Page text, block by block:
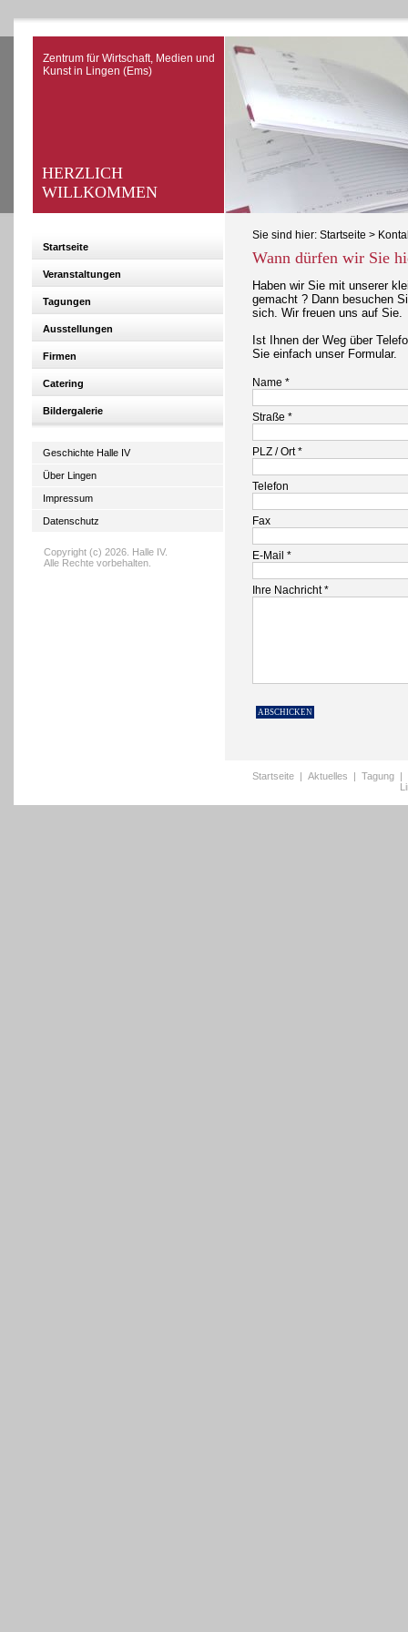
Zentrum für Wirtschaft, Medien und
Kunst in Lingen (Ems)
HERZLICH
WILLKOMMEN
Startseite
Veranstaltungen
Tagungen
Ausstellungen
Firmen
Catering
Bildergalerie
Geschichte Halle IV
Über Lingen
Impressum
Datenschutz
Copyright (c) 2026. Halle IV.
Alle Rechte vorbehalten.
Sie sind hier: Startseite >
Wann dürfen wir Sie
Haben wir Sie mit unserer
gemacht ? Dann besuchen
sich. Wir freuen uns auf Sie.
Ist Ihnen der Weg über
Sie einfach unser Formular.
Name *
Straße *
PLZ / Ort *
Telefon
Fax
E-Mail *
Ihre Nachricht *
Startseite | Aktuelles | Tagung |